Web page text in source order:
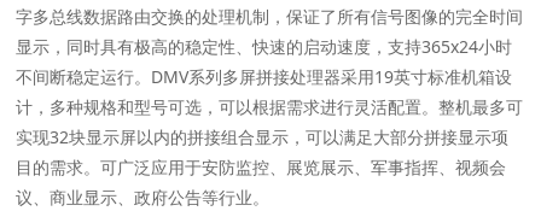
字多总线数据路由交换的处理机制，保证了所有信号图像的完全时间
显⽰，同时具有极⾼的稳定性、快速的启动速度，⽀持365x24⼩时
不间断稳定运⾏。DMV系列多屏拼接处理器采⽤19英⼨标准机箱设
计，多种规格和型号可选，可以根据需求进⾏灵活配置。整机最多可
实现32块显⽰屏以内的拼接组合显⽰，可以满⾜⼤部分拼接显⽰项
⽬的需求。可⼴泛应⽤于安防监控、展览展⽰、军事指挥、视频会
议、商业显⽰、政府公告等⾏业。